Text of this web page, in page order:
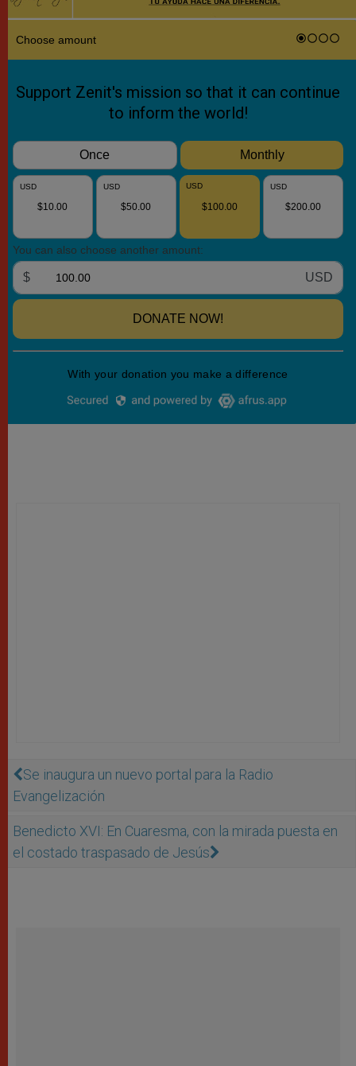
Se inaugura un nuevo portal para la Radio
Evangelización
Benedicto XVI: En Cuaresma, con la mirada puesta en
el costado traspasado de Jesús